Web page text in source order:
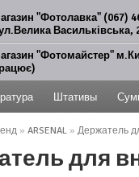
"Фотолавка" (067)
Васильківська,
"Фотомайстер"
Штативы
»ARSENAL »Держатель
для